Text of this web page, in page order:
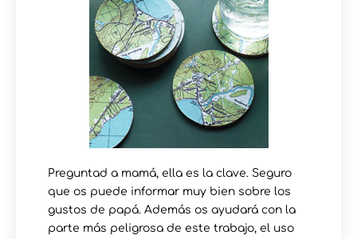
Preguntad a mamá, ella es la clave. Seguro
que os puede informar muy bien sobre los
gustos de papá. Además os ayudará con la
parte más peligrosa de este trabajo, el uso